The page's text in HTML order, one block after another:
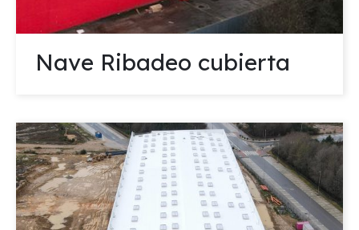
Nave Ribadeo cubierta